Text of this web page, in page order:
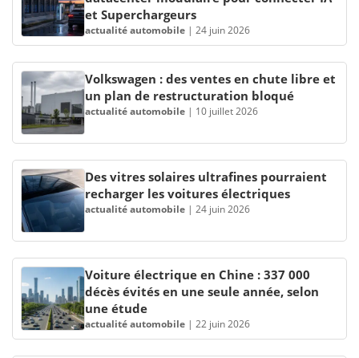
et Superchargeurs
actualité automobile | 24 juin 2026
Volkswagen : des ventes en chute libre et
un plan de restructuration bloqué
actualité automobile | 10 juillet 2026
Des vitres solaires ultrafines pourraient
recharger les voitures électriques
actualité automobile | 24 juin 2026
Voiture électrique en Chine : 337 000
décès évités en une seule année, selon
une étude
actualité automobile | 22 juin 2026